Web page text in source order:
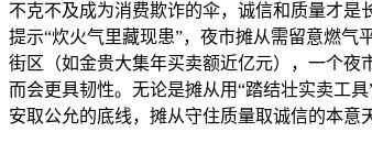
不克不及成为消费欺诈的伞，诚信和质量才是
提示“炊火气里藏现患”，夜市摊从需留意燃
街区（如金贵大集年买卖额近亿元），一个夜
而会更具韧性。无论是摊从用“踏结壮实卖工
安取公允的底线，摊从守住质量取诚信的本意